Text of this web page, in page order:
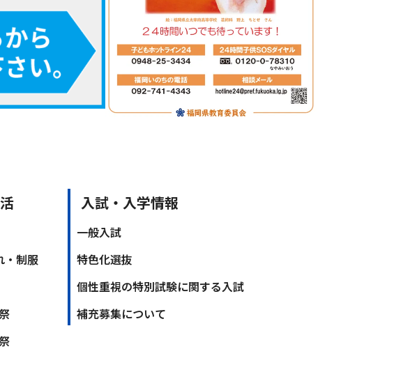
・制服
入試・入学情報
一般入試
特色化選抜
個性重視の特別試験に関する入試
補充募集について